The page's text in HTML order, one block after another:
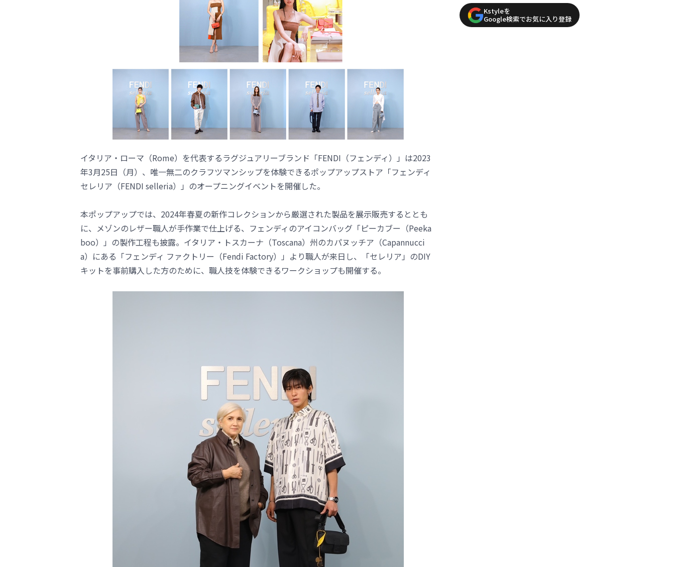
イタリア・ローマ（Rome）を代表するラグジュアリーブランド「FENDI（フェンディ）」は2023
年3月25日（月）、唯一無二のクラフツマンシップを体験できるポップアップストア「フェンディ
セレリア（FENDI selleria）」のオープニングイベントを開催した。
本ポップアップでは、2024年春夏の新作コレクションから厳選された製品を展示販売するととも
に、メゾンのレザー職人が手作業で仕上げる、フェンディのアイコンバッグ「ピーカブー（Peeka
boo）」の製作工程も披露。イタリア・トスカーナ（Toscana）州のカパヌッチア（Capannucci
a）にある「フェンディ ファクトリー（Fendi Factory）」より職人が来日し、「セレリア」のDIY
キットを事前購入した方のために、職人技を体験できるワークショップも開催する。
Kstyleを
Google検索でお気に入り登録